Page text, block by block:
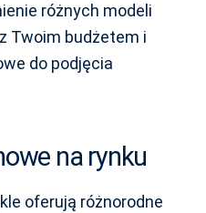
różnych modeli
Twoim budżetem i
do podjęcia
na rynku
oferują różnorodne